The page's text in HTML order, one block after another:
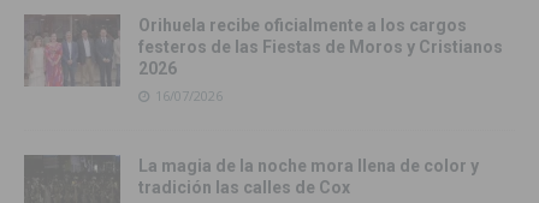
Orihuela recibe oficialmente a los cargos
festeros de las Fiestas de Moros y Cristianos
2026
16/07/2026
La magia de la noche mora llena de color y
tradición las calles de Cox